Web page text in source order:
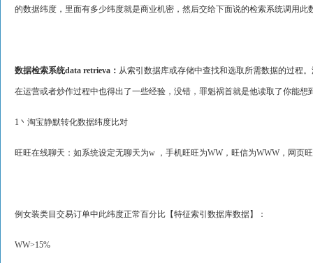
的数据纬度，里面有多少纬度就是商业机密，然后交给下面说的检索系统调用
数据检索系统data retrieva： 从索引数据库或存储中查找和选取所需数据的过程
在运营或者炒作过程中也得出了一些经验，没错，罪魁祸首就是他读取了你能
1丶淘宝静默转化数据纬度比对
旺旺在线聊天：如系统设定无聊天为w ，手机旺旺为WW，旺信为WWW，网
例女装类目交易订单中此纬度正常百分比【特征索引数据库数据】：
WW>15%